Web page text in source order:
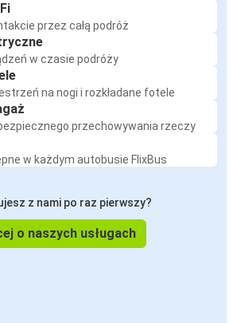
przez całą podróż
w czasie podróży
na nogi i rozkładane fotele
przechowywania rzeczy
w każdym autobusie FlixBus
z nami po raz pierwszy?
o naszych usługach